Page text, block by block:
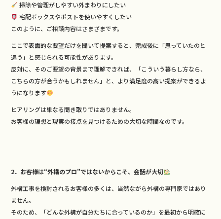
掃除や管理がしやすい外まわりにしたい
宅配ボックスやポストを使いやすくしたい
このように、ご相談内容はさまざまです。
ここで表面的な要望だけを聞いて提案すると、完成後に「思っていたのと
違う」と感じられる可能性があります。
反対に、そのご要望の背景まで理解できれば、「こういう暮らし方なら、
こちらの方が合うかもしれません」と、より満足度の高い提案ができるよ
うになります
ヒアリングは単なる聞き取りではありません。
お客様の理想と現実の接点を見つけるための大切な時間なのです。
2．お客様は“外構のプロ”ではないからこそ、会話が大切
外構工事を検討されるお客様の多くは、当然ながら外構の専門家ではあり
ません。
そのため、「どんな外構が自分たちに合っているのか」を最初から明確に